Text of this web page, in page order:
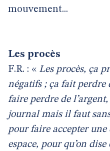
mouvement...
Les procès
F.R. : « Les procès, ça
négatifs ; ça fait perdre
faire perdre de
journal mais il faut
pour faire accepter
espace, pour qu’on